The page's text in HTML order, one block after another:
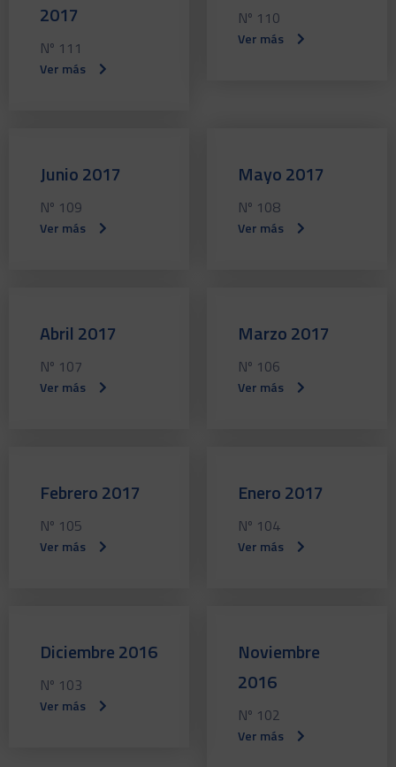
2017
Nº 111
Ver más
Nº 110
Ver más
Junio 2017
Nº 109
Ver más
Mayo 2017
Nº 108
Ver más
Abril 2017
Nº 107
Ver más
Marzo 2017
Nº 106
Ver más
Febrero 2017
Nº 105
Ver más
Enero 2017
Nº 104
Ver más
Diciembre 2016
Nº 103
Ver más
Noviembre
2016
Nº 102
Ver más